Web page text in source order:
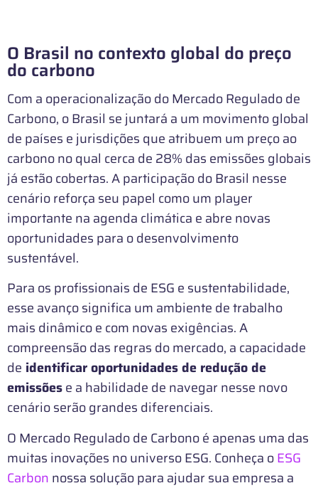
O Brasil no contexto global do preço
do carbono
Com a operacionalização do Mercado Regulado de
Carbono, o Brasil se juntará a um movimento global
de países e jurisdições que atribuem um preço ao
carbono no qual cerca de 28% das emissões globais
já estão cobertas. A participação do Brasil nesse
cenário reforça seu papel como um player
importante na agenda climática e abre novas
oportunidades para o desenvolvimento
sustentável.
Para os profissionais de ESG e sustentabilidade,
esse avanço significa um ambiente de trabalho
mais dinâmico e com novas exigências. A
compreensão das regras do mercado, a capacidade
de identificar oportunidades de redução de
emissõese a habilidade de navegar nesse novo
cenário serão grandes diferenciais.
O Mercado Regulado de Carbono é apenas uma das
muitas inovações no universo ESG. Conheça oESG
Carbon nossa solução para ajudar sua empresa a